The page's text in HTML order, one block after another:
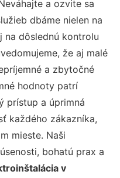
a ozvite sa
dbáme nielen na
na dôslednú kontrolu
že aj malé
a zbytočné
hodnoty patrí
prístup a úprimná
každého zákazníka,
mieste. Naši
bohatú prax a
v